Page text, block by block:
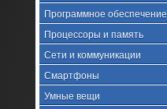
Программное обеспечение
Процессоры и память
Сети и коммуникации
Смартфоны
Умные вещи